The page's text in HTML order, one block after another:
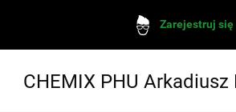
Zarejestruj się
CHEMIX PHU